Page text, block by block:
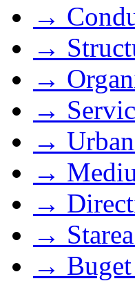
→
→
→
→
→
→
→
→
→ Buget